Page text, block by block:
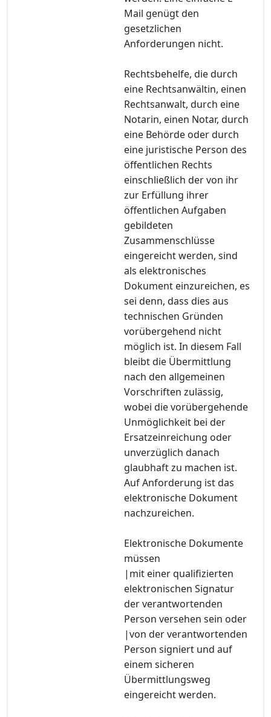
Mail genügt den
gesetzlichen
Anforderungen nicht.
Rechtsbehelfe, die durch
eine Rechtsanwältin, einen
Rechtsanwalt, durch eine
Notarin, einen Notar, durch
eine Behörde oder durch
eine juristische Person des
öffentlichen Rechts
einschließlich der von ihr
zur Erfüllung ihrer
öffentlichen Aufgaben
gebildeten
Zusammenschlüsse
eingereicht werden, sind
als elektronisches
Dokument einzureichen, es
sei denn, dass dies aus
technischen Gründen
vorübergehend nicht
möglich ist. In diesem Fall
bleibt die Übermittlung
nach den allgemeinen
Vorschriften zulässig,
wobei die vorübergehende
Unmöglichkeit bei der
Ersatzeinreichung oder
unverzüglich danach
glaubhaft zu machen ist.
Auf Anforderung ist das
elektronische Dokument
nachzureichen.
Elektronische Dokumente
müssen
|mit einer qualifizierten
elektronischen Signatur
der verantwortenden
Person versehen sein oder
|von der verantwortenden
Person signiert und auf
einem sicheren
Übermittlungsweg
eingereicht werden.